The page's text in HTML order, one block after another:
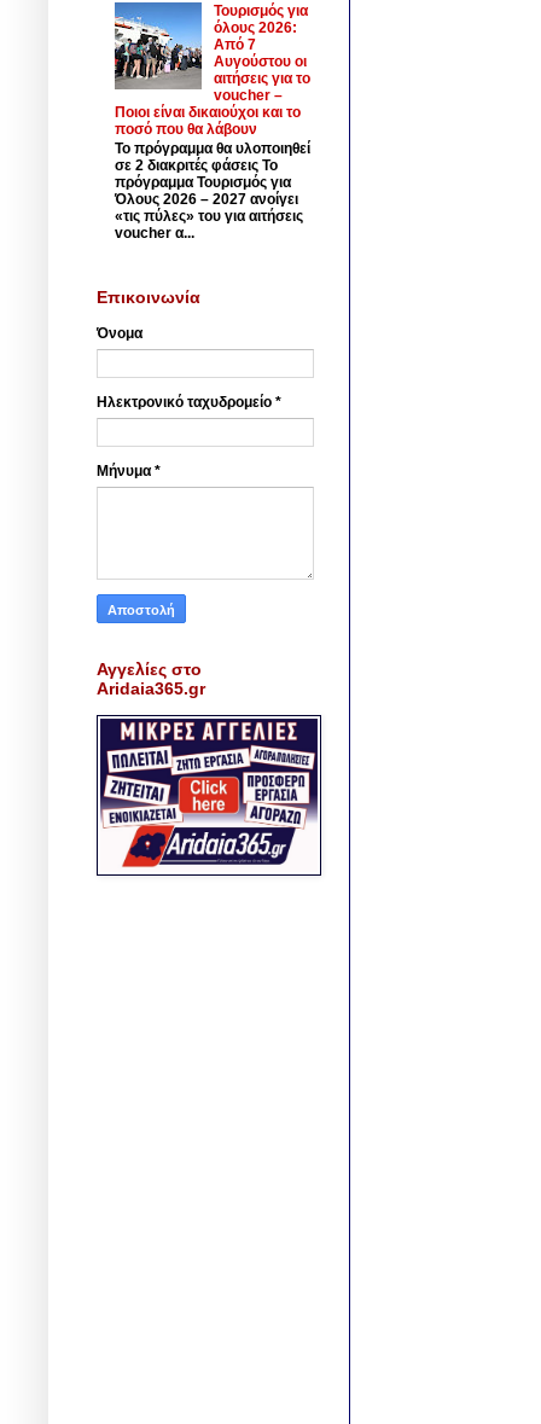
Τουρισμός για
όλους 2026:
Από 7
Αυγούστου οι
αιτήσεις για το
voucher –
Ποιοι είναι δικαιούχοι και το
ποσό που θα λάβουν
Το πρόγραμμα θα υλοποιηθεί
σε 2 διακριτές φάσεις Το
πρόγραμμα Τουρισμός για
Όλους 2026 – 2027 ανοίγει
«τις πύλες» του για αιτήσεις
voucher α...
Επικοινωνία
Όνομα
Ηλεκτρονικό ταχυδρομείο *
Μήνυμα *
Αγγελίες στο
Aridaia365.gr